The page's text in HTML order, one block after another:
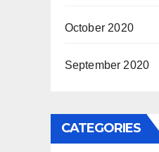
October 2020
September 2020
CATEGORIES